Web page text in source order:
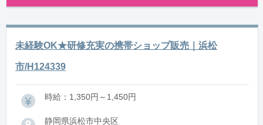
未経験OK★研修充実の携帯ショップ販売｜浜松
市/H124339
時給：1,350円～1,450円
静岡県浜松市中央区